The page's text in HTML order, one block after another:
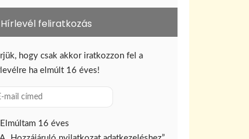
Hírlevél feliratkozás